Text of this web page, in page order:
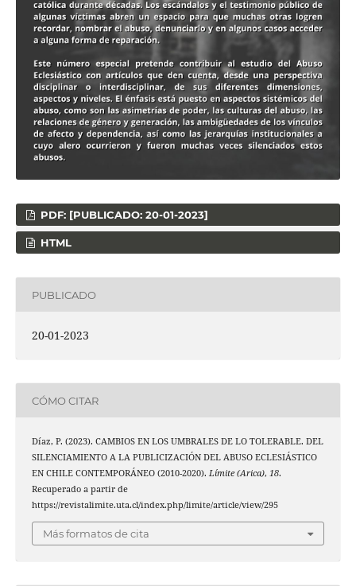
PDF: [PUBLICADO: 20-01-2023]
HTML
PUBLICADO
20-01-2023
CÓMO CITAR
Díaz, P. (2023). CAMBIOS EN LOS UMBRALES DE LO TOLERABLE. DEL
SILENCIAMIENTO A LA PUBLICIZACIÓN DEL ABUSO ECLESIÁSTICO
EN CHILE CONTEMPORÁNEO (2010-2020). Límite (Arica), 18.
Recuperado a partir de
https://revistalimite.uta.cl/index.php/limite/article/view/295
Más formatos de cita